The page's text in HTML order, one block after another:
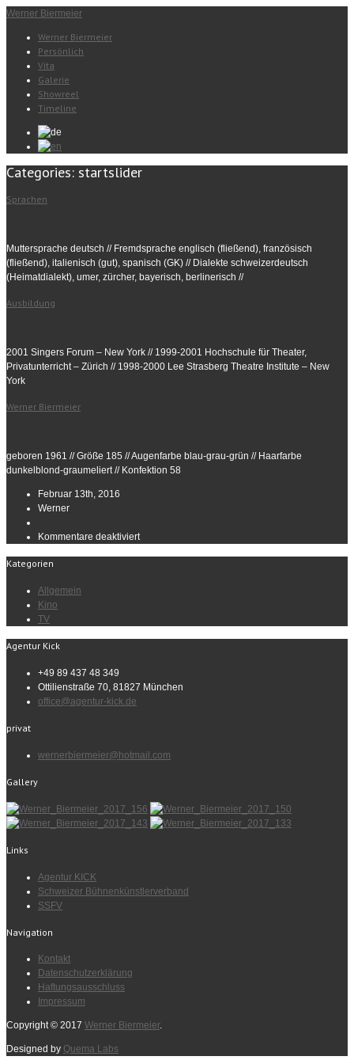
Werner Biermeier
Werner Biermeier
Persönlich
Vita
Galerie
Showreel
Timeline
Categories: startslider
Sprachen
Muttersprache deutsch // Fremdsprache englisch (fließend), französisch
(fließend), italienisch (gut), spanisch (GK) // Dialekte schweizerdeutsch
(Heimatdialekt), umer, zürcher, bayerisch, berlinerisch //
Ausbildung
2001 Singers Forum – New York // 1999-2001 Hochschule für Theater,
Privatunterricht – Zürich // 1998-2000 Lee Strasberg Theatre Institute – New
York
Werner Biermeier
geboren 1961 // Größe 185 // Augenfarbe blau-grau-grün // Haarfarbe
dunkelblond-graumeliert // Konfektion 58
Februar 13th, 2016
Werner
Kommentare deaktiviertfür
Kategorien
Allgemein
Kino
TV
Agentur Kick
+49 89 437 48 349
Ottilienstraße 70, 81827 München
office@agentur-kick.de
privat
wernerbiermeier@hotmail.com
Gallery
Links
Agentur KICK
Schweizer Bühnenkünstlerverband
SSFV
Navigation
Kontakt
Datenschutzerklärung
Haftungsausschluss
Impressum
Copyright © 2017 Werner Biermeier.
Designed by Quema Labs